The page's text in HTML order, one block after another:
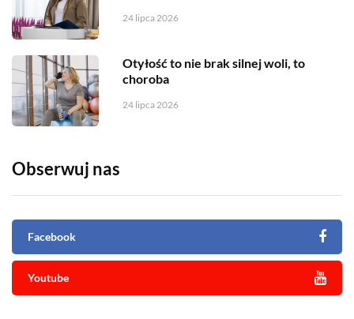
24 lipca 2026
Otyłość to nie brak silnej woli, to
choroba
24 lipca 2026
Obserwuj nas
Facebook
Youtube